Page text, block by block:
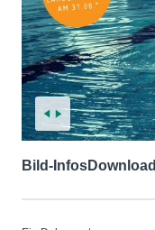
Bild-InfosDownload